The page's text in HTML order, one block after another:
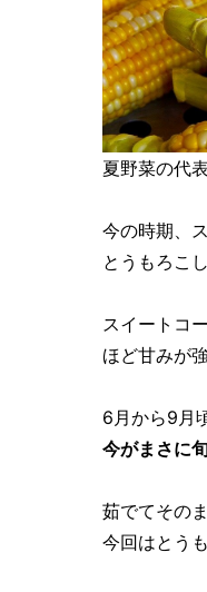
夏野菜の代
今の時期、
とうもろこ
スイートコ
ほど甘みが
6月から9月
今がまさに
茹でてその
今回はとう